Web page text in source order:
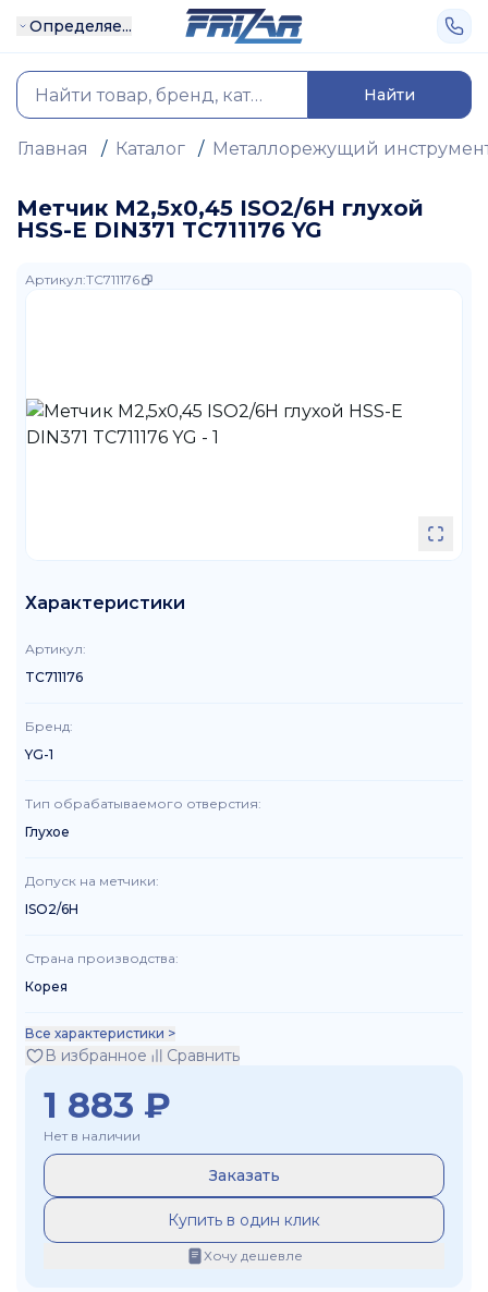
Определяе...
Найти
Главная / Каталог / Металлорежущий
Метчик М2,5х0,45 ISO2/6H глухой
HSS-E DIN371 TC711176 YG
Артикул:TC711176
Характеристики
Артикул:
TC711176
Бренд:
YG-1
Тип обрабатываемого отверстия:
Глухое
Допуск на метчики:
ISO2/6H
Страна производства:
Корея
Все характеристики >
В избранное Сравнить
1 883 ₽
Нет в наличии
Заказать
Купить в один клик
Хочу дешевле